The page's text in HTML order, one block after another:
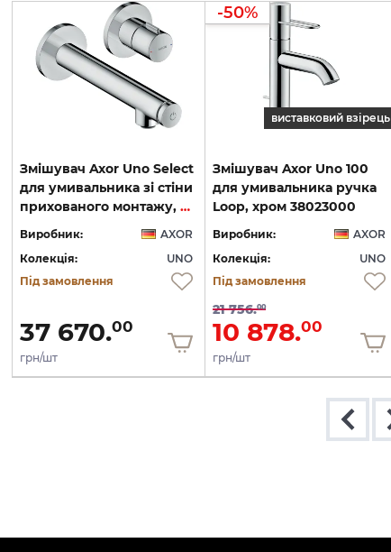
Змішувач Axor Uno Select
для умивальника зі стіни
прихованого монтажу, вилив 165 мм, Chrome 45112000
Виробник:
AXOR
Колекція:
UNO
Під замовлення
37 670.00
грн/шт
виставковий взірець
-50%
Змішувач Axor Uno 100
для умивальника ручка
Loop, хром 38023000
Виробник:
AXOR
Колекція:
UNO
Під замовлення
21 756.00
10 878.00
грн/шт